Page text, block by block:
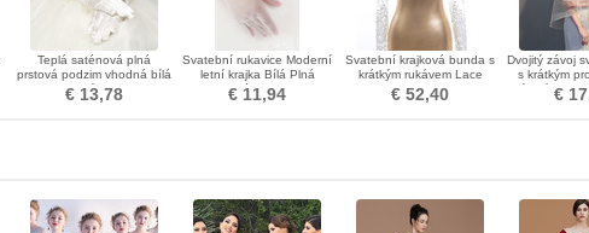
Teplá saténová plná
prstová podzim vhodná bílá
svatební rukavice
€ 13,78
Svatební rukavice Moderní
letní krajka Bílá Plná
prstová dekorace
€ 11,94
Svatební krajková bunda s
krátkým rukávem Lace
Jacket Bridal Coat
€ 52,40
Dvojitý závoj
s krátkým
síťovým€